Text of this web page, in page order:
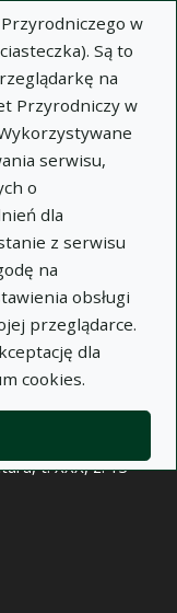
w
Są to
na
Przyrodniczy w
serwisu,
o
dla
z serwisu
na
obsługi
przeglądarce.
dla
cookies.
×
Notatki
mineralnego na
nowozałożonej w
mineral fertilization
and of a recently
of the Wieprz-
Mariae Curie-
t. XXX, z. 13